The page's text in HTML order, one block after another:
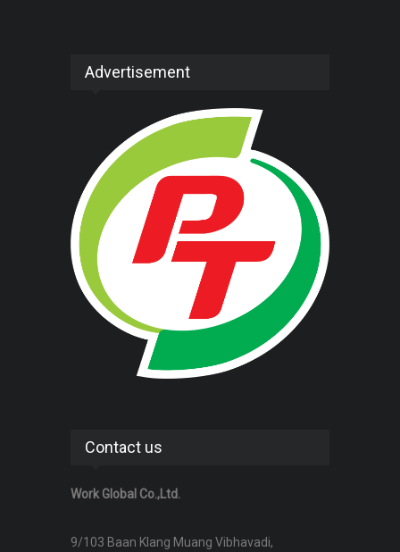
Advertisement
Contact us
Work Global Co.,Ltd.
9/103 Baan Klang Muang Vibhavadi,